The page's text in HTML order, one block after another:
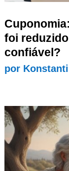
foi
confiável?
por